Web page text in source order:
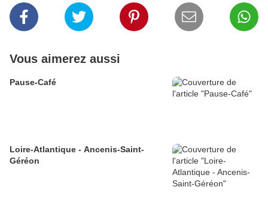
Vous aimerez aussi
Pause-Café
Loire-Atlantique - Ancenis-Saint-
Géréon